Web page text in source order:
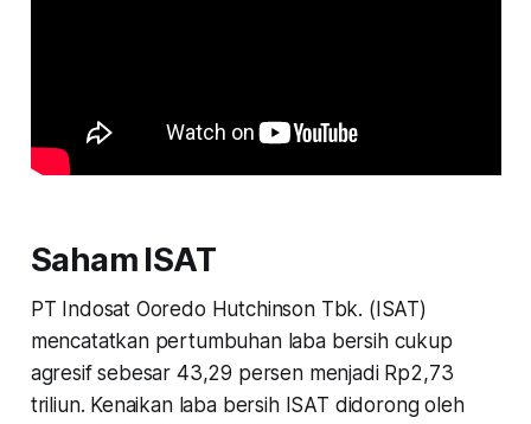
Saham ISAT
PT Indosat Ooredo Hutchinson Tbk. (ISAT)
mencatatkan pertumbuhan laba bersih cukup
agresif sebesar 43,29 persen menjadi Rp2,73
triliun. Kenaikan laba bersih ISAT didorong oleh